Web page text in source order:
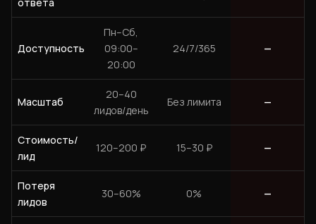
Доступность
Пн–Сб,
09:00–
20:00
24/7/365 —
Масштаб
20–40
лидов/день
Без лимита —
Стоимость/
лид
120–200 ₽ 15–30 ₽ —
Потеря
лидов
30–60% 0% —